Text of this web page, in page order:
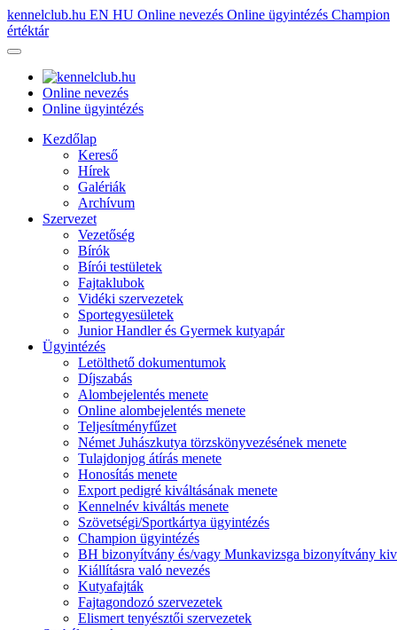
kennelclub.hu EN HU Online nevezés Online ügyintézés Champion
értéktár
Online nevezés
Online ügyintézés
Kezdőlap
Kereső
Hírek
Galériák
Archívum
Szervezet
Vezetőség
Bírók
Bírói testületek
Fajtaklubok
Vidéki szervezetek
Sportegyesületek
Junior Handler és Gyermek kutyapár
Ügyintézés
Letölthető dokumentumok
Díjszabás
Alombejelentés menete
Online alombejelentés menete
Teljesítményfűzet
Német Juhászkutya törzskönyvezésének menete
Tulajdonjog átírás menete
Honosítás menete
Export pedigré kiváltásának menete
Kennelnév kiváltás menete
Szövetségi/Sportkártya ügyintézés
Champion ügyintézés
BH bizonyítvány és/vagy Munkavizsga bizonyítvány
Kiállításra való nevezés
Kutyafajták
Fajtagondozó szervezetek
Elismert tenyésztői szervezetek